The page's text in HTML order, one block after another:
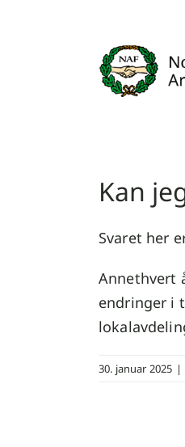
Kan
Svaret her
Annethvert
endringer i
30. januar 2025 |